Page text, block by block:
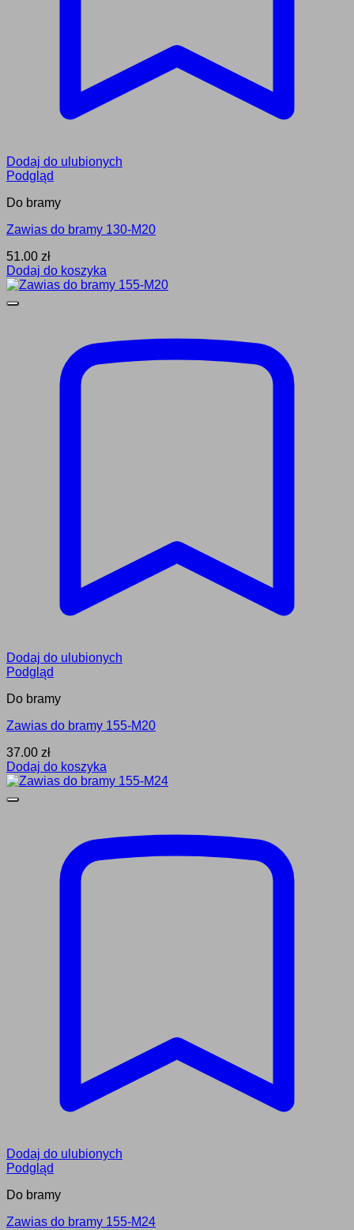
Dodaj do ulubionych
Podgląd
Do bramy
Zawias do bramy 130-M20
51.00 zł
Dodaj do koszyka
Dodaj do ulubionych
Podgląd
Do bramy
Zawias do bramy 155-M20
37.00 zł
Dodaj do koszyka
Dodaj do ulubionych
Podgląd
Do bramy
Zawias do bramy 155-M24